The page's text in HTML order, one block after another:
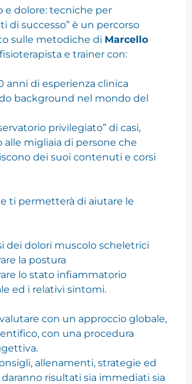
e dolore: tecniche per
di successo” è un percorso
sulle metodiche di Marcello
e trainer con:
anni di esperienza clinica
background nel mondo del
privilegiato” di casi,
alle migliaia di persone che
dei suoi contenuti e corsi
ti permetterà di aiutare le
dei dolori muscolo scheletrici
la postura
lo stato infiammatorio
ed i relativi sintomi.
con un approccio globale,
con una procedura
allenamenti, strategie ed
risultati sia immediati sia